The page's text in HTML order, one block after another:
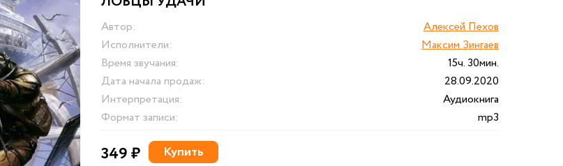
Автор:
Алексей Пехов
Исполнители:
Максим Зингаев
Время звучания:
15ч. 30мин.
Дата начала продаж:
28.09.2020
Интерпретация:
Аудиокнига
Формат записи:
mp3
349 ₽ Купить